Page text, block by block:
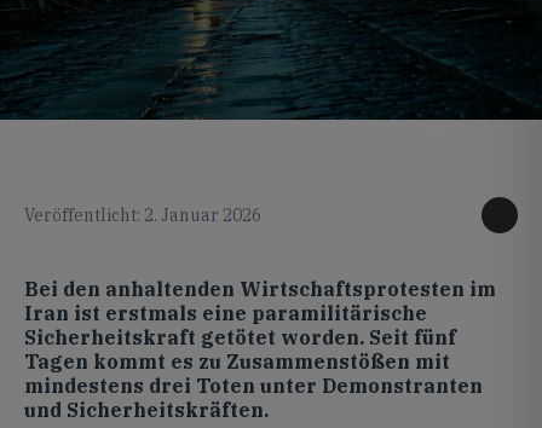
Veröffentlicht: 2. Januar 2026
Bei den anhaltenden Wirtschaftsprotesten im
Iran ist erstmals eine paramilitärische
Sicherheitskraft getötet worden. Seit fünf
Tagen kommt es zu Zusammenstößen mit
mindestens drei Toten unter Demonstranten
und Sicherheitskräften.